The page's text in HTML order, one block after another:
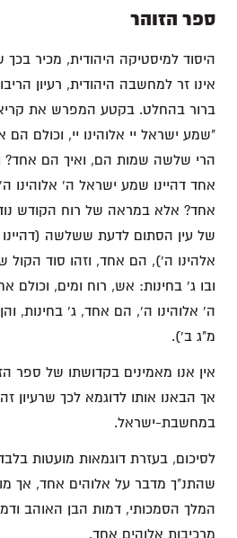
ספר הזוהר
היסוד למיסטיקה היהודית, מכיר בכך
אינו זר למחשבה היהודית, רעיון
ברור בהחלט. בקטע המפרש את
"שמע ישראל יי אלוהינו יי, וכולם
הרי שלשה שמות הם, ואיך הם אחד?
אחד דהיינו שמע ישראל ה' אלוהינו
אחד? אלא במראה של רוח הקודש
של עין הסתום לדעת ששלשה (דהיינו
אלהינו ה'), הם אחד, וזהו סוד
ובו ג' בחינות: אש, רוח ומים, וכולם
ה' אלוהינו ה', הם אחד, ג' בחינות,
מ"ג ב').
אין אנו מאמינים בקדושתו של ספר
אך הבאנו אותו לדוגמא לכך שרעיון זה
במחשבת-ישראל.
לסיכום, בעזרת דוגמאות מועטות
שהתנ"ך מדבר על אלוהים אחד, אך
המלך הסמכותי, דמות הבן האוהב